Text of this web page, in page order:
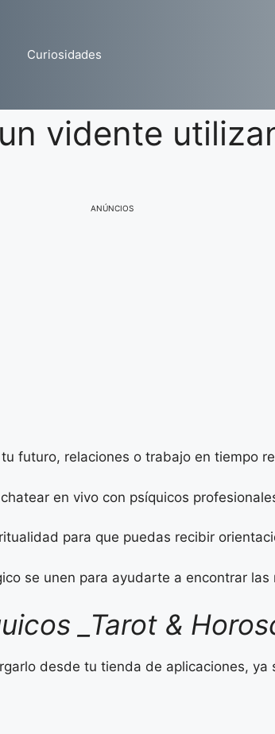
Curiosidades
vidente
ANÚNCIOS
futuro, relaciones o trabajo en tiempo
en vivo con psíquicos
para que puedas recibir
se unen para ayudarte a encontrar
_Tarot &
desde tu tienda de aplicaciones, ya